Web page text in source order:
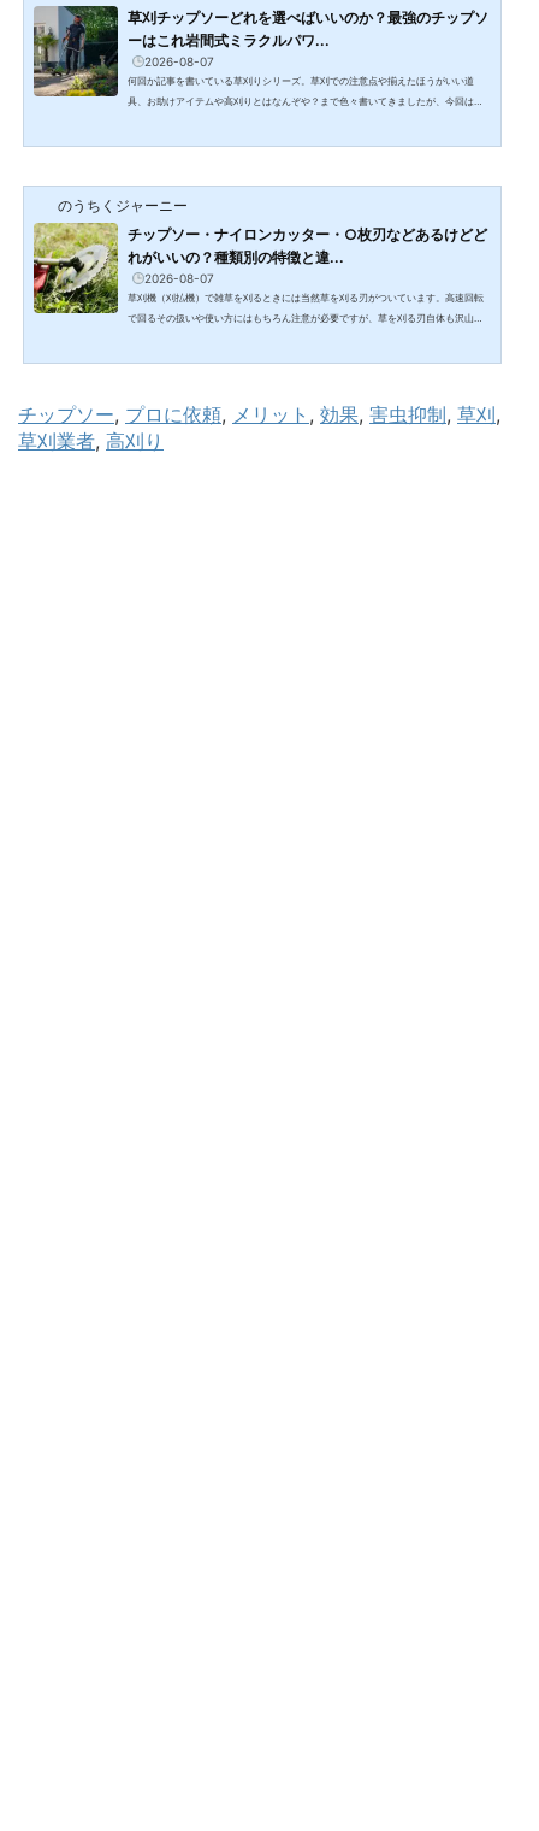
草刈チップソーどれを選べばいいのか？最強のチップソ
ーはこれ岩間式ミラクルパワ...
2026-08-07
何回か記事を書いている草刈りシリーズ。草刈での注意点や揃えたほうがいい道
具、お助けアイテムや高刈りとはなんぞや？まで色々書いてきましたが、今回はぜ
が、卸業者やメーカーの方から直接お話を聞きおすすめや実際に資材屋や業界で売
れている商品をご紹介します。農家の知恵から生まれたおす...
のうちくジャーニー
チップソー・ナイロンカッター・○枚刃などあるけどど
れがいいの？種類別の特徴と違...
2026-08-07
草刈機（刈払機）で雑草を刈るときには当然草を刈る刃がついています。高速回転
で回るその扱いや使い方にはもちろん注意が必要ですが、草を刈る刃自体も沢山の
に刈るコツ年間数多くの農業資材メーカーさんとお話する機...
チップソー, プロに依頼, メリット , 効果, 害虫抑制, 草刈
草刈業者, 高刈り